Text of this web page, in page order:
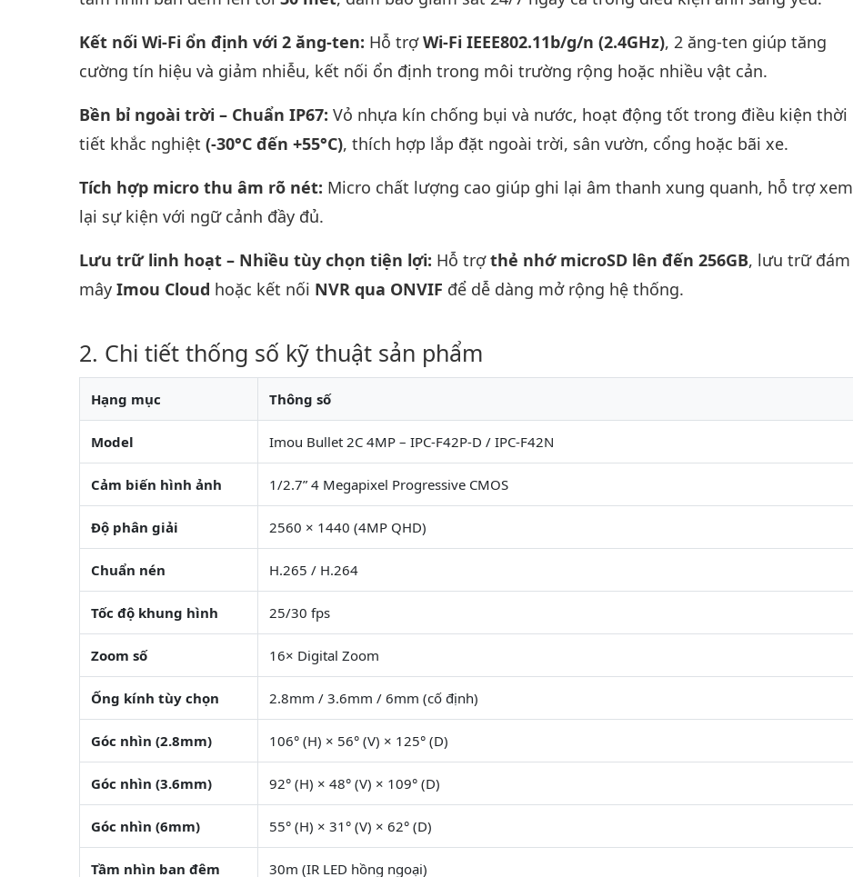
Kết nối Wi-Fi ổn định với 2 ăng-ten: Hỗ trợWi-Fi IEEE802.11b/g/n (2.4GHz), 2 ăng-ten giúp tăng
cường tín hiệu và giảm nhiễu, kết nối ổn định trong môi trường rộng hoặc nhiều vật cản.
Bền bỉ ngoài trời – Chuẩn IP67: Vỏ nhựa kín chống bụi và nước, hoạt động tốt trong điều kiện thời
tiết khắc nghiệt (-30°C đến +55°C), thích hợp lắp đặt ngoài trời, sân vườn, cổng hoặc bãi xe.
Tích hợp micro thu âm rõ nét: Micro chất lượng cao giúp ghi lại âm thanh xung quanh, hỗ trợ xem
lại sự kiện với ngữ cảnh đầy đủ.
Lưu trữ linh hoạt – Nhiều tùy chọn tiện lợi: Hỗ trợthẻ nhớ microSD lên đến 256GB, lưu trữ đám
mây Imou Cloud hoặc kết nối NVR qua ONVIF để dễ dàng mở rộng hệ thống.
Chi tiết thống số kỹ thuật sản phẩm
Hạng mục Thông số
Model Imou Bullet 2C 4MP – IPC-F42P-D / IPC-F42N
Cảm biến hình ảnh 1/2.7” 4 Megapixel Progressive CMOS
Độ phân giải 2560 × 1440 (4MP QHD)
Chuẩn nén H.265 / H.264
Tốc độ khung hình 25/30 fps
Zoom số 16× Digital Zoom
Ống kính tùy chọn 2.8mm / 3.6mm / 6mm (cố định)
Góc nhìn (2.8mm) 106° (H) × 56° (V) × 125° (D)
Góc nhìn (3.6mm) 92° (H) × 48° (V) × 109° (D)
Góc nhìn (6mm) 55° (H) × 31° (V) × 62° (D)
Tầm nhìn ban đêm 30m (IR LED hồng ngoại)